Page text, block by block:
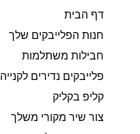
דף הבית
חנות הפלייבקים שלך
חבילות משתלמות
פלייבקים נדירים לקנייה
קליפ בקליק
צור שיר מקורי משלך